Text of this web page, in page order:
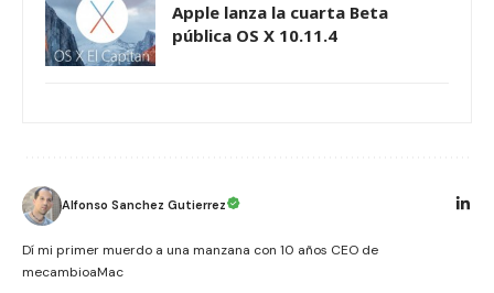
Apple lanza la cuarta Beta
pública OS X 10.11.4
Alfonso Sanchez Gutierrez
Dí mi primer muerdo a una manzana con 10 años CEO de
mecambioaMac